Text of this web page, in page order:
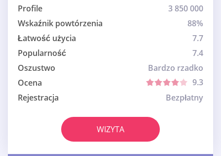
Profile
3 850 000
Wskaźnik powtórzenia
88%
Łatwość użycia
7.7
Popularność
7.4
Oszustwo
Bardzo rzadko
Ocena
9.3
Rejestracja
Bezpłatny
WIZYTA